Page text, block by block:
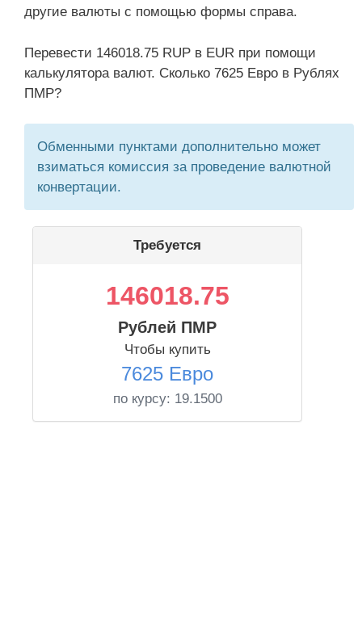
другие валюты с помощью формы справа.
Перевести 146018.75 RUP в EUR при помощи
калькулятора валют. Сколько 7625 Евро в Рублях
ПМР?
Обменными пунктами дополнительно может
взиматься комиссия за проведение валютной
конвертации.
Требуется
146018.75
Рублей ПМР
Чтобы купить
7625 Евро
по курсу: 19.1500